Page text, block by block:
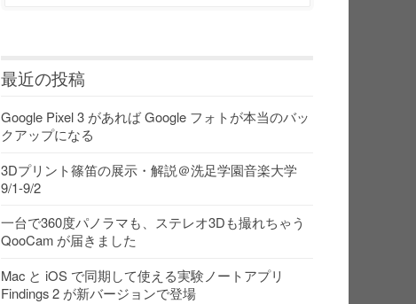
最近の投稿
Google Pixel 3 があれば Google フォトが本当のバッ
クアップになる
3Dプリント篠笛の展示・解説＠洗足学園音楽大学
9/1-9/2
一台で360度パノラマも、ステレオ3Dも撮れちゃう
QooCam が届きました
Mac と iOS で同期して使える実験ノートアプリ
Findings 2 が新バージョンで登場